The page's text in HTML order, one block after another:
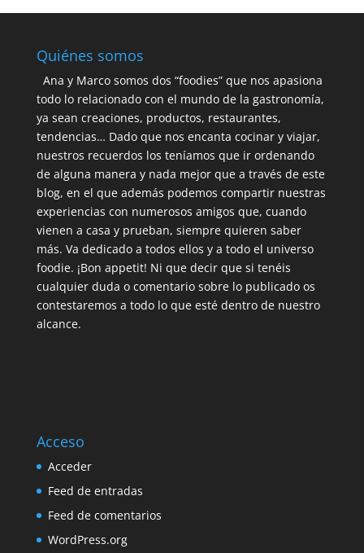
Quiénes somos
Ana y Marco somos dos “foodies” que nos apasiona
todo lo relacionado con el mundo de la gastronomía,
ya sean creaciones, productos, restaurantes,
tendencias… Dado que nos encanta cocinar y viajar,
nuestros recuerdos los teníamos que ir ordenando
de alguna manera y nada mejor que a través de este
blog, en el que además podemos compartir nuestras
experiencias con numerosos amigos que, cuando
vienen a casa y prueban, siempre quieren saber
más. Va dedicado a todos ellos y a todo el universo
foodie. ¡Bon appetit! Ni que decir que si tenéis
cualquier duda o comentario sobre lo publicado os
contestaremos a todo lo que esté dentro de nuestro
alcance.
Acceso
Acceder
Feed de entradas
Feed de comentarios
WordPress.org